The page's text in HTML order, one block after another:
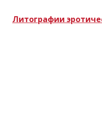
Литографии